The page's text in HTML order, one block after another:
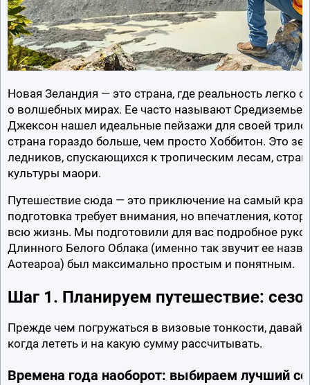
Новая Зеландия — это страна, где реальность легко
о волшебных мирах. Ее часто называют
Джексон нашел идеальные пейзажи для своей
страна гораздо больше, чем просто Хоббитон. Это
ледников, спускающихся к тропическим лесам,
культуры маори.
Путешествие сюда — это приключение на самый край
подготовка требует внимания, но впечатления,
всю жизнь. Мы подготовили для вас подробное
Длинного Белого Облака (именно так звучит ее
Аотеароа) был максимально простым и понятным.
Шаг 1. Планируем путешествие:
Прежде чем погружаться в визовые тонкости,
когда лететь и на какую сумму рассчитывать.
Времена года наоборот: выбираем лучший